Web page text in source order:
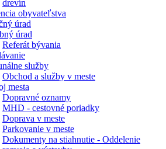
drevín
obyvateľstva
úrad
úrad
Referát bývania
služby
Obchod a služby v meste
mesta
Dopravné oznamy
MHD - cestovné poriadky
Doprava v meste
Parkovanie v meste
Dokumenty na stiahnutie - Oddelenie